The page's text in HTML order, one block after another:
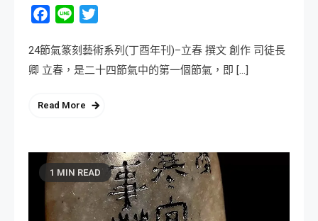
Facebook
Line
24節氣篆刻藝術系列(丁酉年刊)–立春 撰文 創作 司徒長
卿 立春，是二十四節氣中的第一個節氣，即 […]
Read More
1 MIN READ